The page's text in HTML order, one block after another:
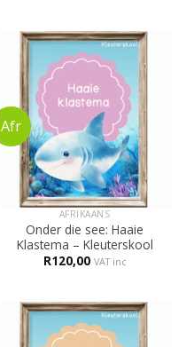
AFRIKAANS
Onder die see: Haaie
Klastema – Kleuterskool
R120,00 VAT inc